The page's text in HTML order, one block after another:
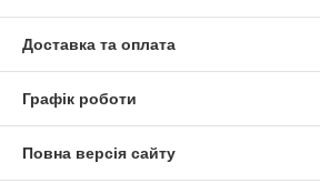
Доставка та оплата
Графік роботи
Повна версія сайту